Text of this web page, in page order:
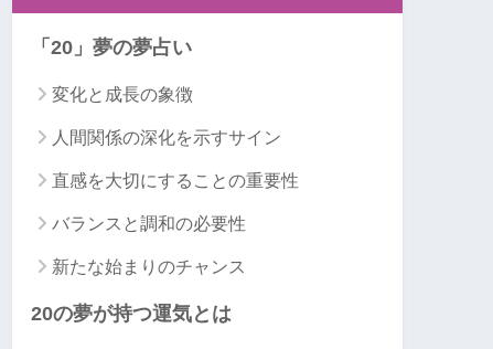
「20」夢の夢占い
変化と成長の象徴
人間関係の深化を示すサイン
直感を大切にすることの重要性
バランスと調和の必要性
新たな始まりのチャンス
20の夢が持つ運気とは